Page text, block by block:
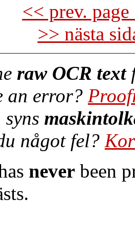
<< prev.
>> nästa
raw OCR text
an error?
något fel?
never been